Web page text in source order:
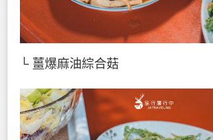
└ 薑爆麻油綜合菇